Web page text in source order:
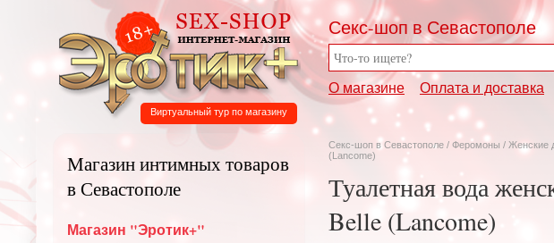
Секс-шоп в Севастополе
О магазине Оплата и доставка
Виртуальный тур по магазину
Секс-шоп в Севастополе / Феромоны / Женские
(Lancome)
Туалетная вода
Belle (Lancome)
Магазин интимных товаров
в Севастополе
Магазин "Эротик+"